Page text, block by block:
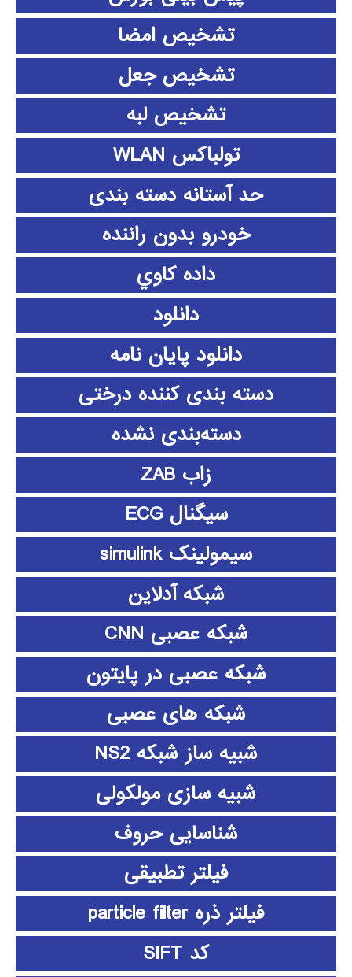
تشخیص امضا
تشخیص جعل
تشخیص لبه
تولباکس WLAN
حد آستانه دسته بندی
خودرو بدون راننده
داده كاوي
دانلود
دانلود پايان نامه
دسته بندی کننده درختی
دسته‌بندی نشده
زاب ZAB
سیگنال ECG
سیمولینک simulink
شبکه آدلاین
شبکه عصبی CNN
شبکه عصبی در پایتون
شبکه های عصبی
شبیه ساز شبکه NS2
شبیه سازی مولکولی
شناسایی حروف
فیلتر تطبیقی
فیلتر ذره particle filter
کد SIFT